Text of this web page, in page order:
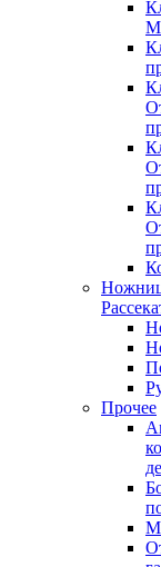
М
Прочее